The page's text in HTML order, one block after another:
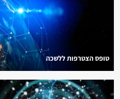
טופס הצטרפות ללשכה